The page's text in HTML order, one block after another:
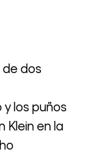
de dos
y los puños
Klein en la